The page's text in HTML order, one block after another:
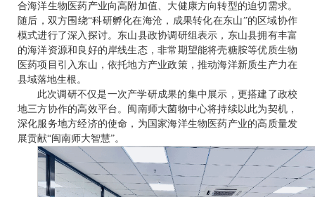
合海洋生物医药产业向高附加值、大健康方向转型的迫切需求。
随后，双方围绕“科研孵化在海沧，成果转化在东山”的区域协作
模式进行了深入探讨。东山县政协调研组表示，东山县拥有丰富
的海洋资源和良好的岸线生态，非常期望能将壳糖胺等优质生物
医药项目引入东山，依托地方产业政策，推动海洋新质生产力在
县域落地生根。
此次调研不仅是一次产学研成果的集中展示，更搭建了政校
地三方协作的高效平台。闽南师大菌物中心将持续以此为契机，
深化服务地方经济的使命，为国家海洋生物医药产业的高质量发
展贡献“闽南师大智慧”。